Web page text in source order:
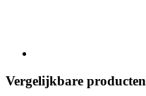
Vergelijkbare producten